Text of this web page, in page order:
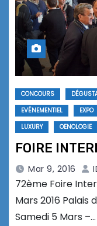
CONCOURS
EVÉNEMENTIEL
EXPO
LUXURY
OENOLOGIE
FOIRE
Mar 9, 2016
72ème Foire
Mars 2016 Palais
Samedi 5 Mars –…